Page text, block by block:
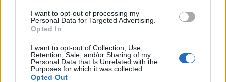
I want to opt-out of processing my
Personal Data for Targeted Advertising.
Opted In
I want to opt-out of Collection, Use,
Retention, Sale, and/or Sharing of my
Personal Data that Is Unrelated with the
Purposes for which it was collected.
Opted Out
Απόφαση με δημόσια δαπάνη 263,5 εκατ.
ευρώ